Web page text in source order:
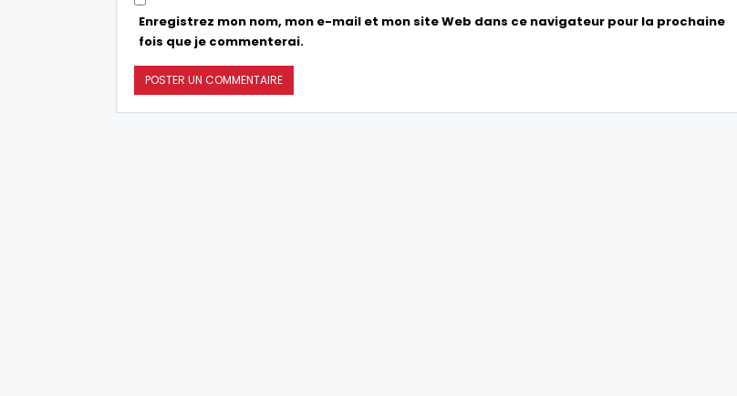
Enregistrez mon nom, mon e-mail et mon site Web dans ce navigateur pour la prochaine
fois que je commenterai.